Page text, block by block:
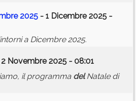
2025 - 1 Dicembre 2025 -
a Dicembre 2025.
Novembre 2025 - 08:01
il programma delNatale di